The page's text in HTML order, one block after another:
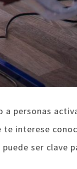
personas
interese
ser clave